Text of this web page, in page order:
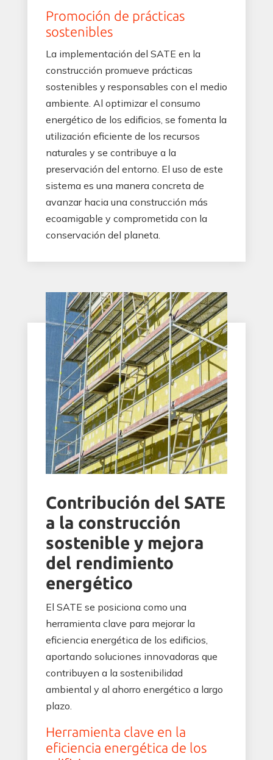
Promoción de prácticas
sostenibles
La implementación del SATE en la
construcción promueve prácticas
sostenibles y responsables con el medio
ambiente. Al optimizar el consumo
energético de los edificios, se fomenta la
utilización eficiente de los recursos
naturales y se contribuye a la
preservación del entorno. El uso de este
sistema es una manera concreta de
avanzar hacia una construcción más
ecoamigable y comprometida con la
conservación del planeta.
Contribución del SATE
a la construcción
sostenible y mejora
del rendimiento
energético
El SATE se posiciona como una
herramienta clave para mejorar la
eficiencia energética de los edificios,
aportando soluciones innovadoras que
contribuyen a la sostenibilidad
ambiental y al ahorro energético a largo
plazo.
Herramienta clave en la
eficiencia energética de los